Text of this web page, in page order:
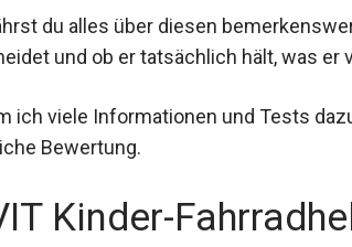
du alles über diesen
und ob er tatsächlich
ich viele Informationen und Tests
Bewertung.
Kinder-